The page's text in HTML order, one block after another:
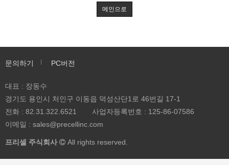
메인으로
문의하기 PC버전
대표 : 장동수
경기도 용인시 처인구 이동읍 덕성산단1로 46번길 17-1
전화 : 82.31.322.6521 사업자등록번호 : 125-86-07586
이메일 : sales@precellinc.com
프리셀 주식회사 All rights reserved.